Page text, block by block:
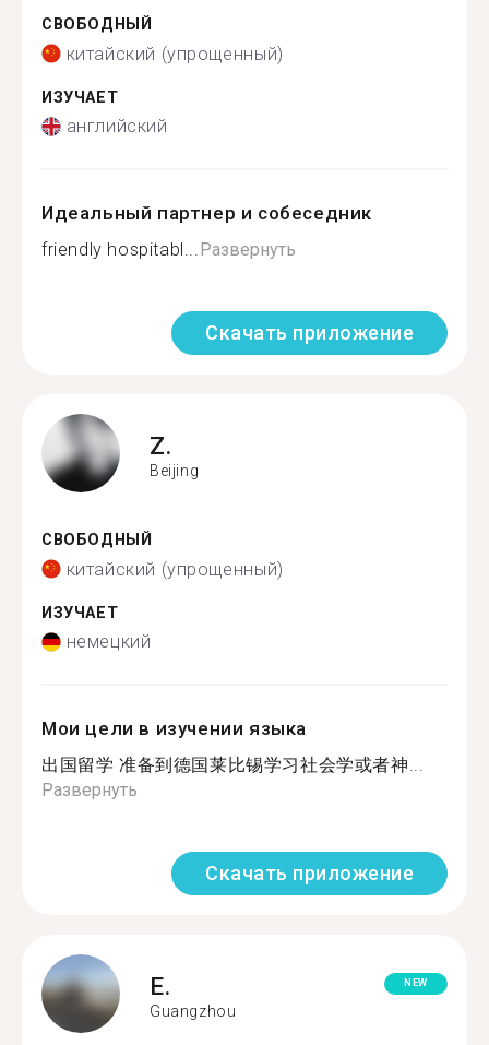
СВОБОДНЫЙ
китайский (упрощенный)
ИЗУЧАЕТ
английский
Идеальный партнер и собеседник
friendly hospitabl...Развернуть
Скачать приложение
Z.
Beijing
СВОБОДНЫЙ
китайский (упрощенный)
ИЗУЧАЕТ
немецкий
Мои цели в изучении языка
出国留学 准备到德国莱比锡学习社会学或者神...
Развернуть
Скачать приложение
E.
Guangzhou
NEW